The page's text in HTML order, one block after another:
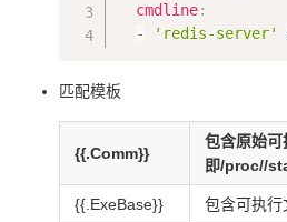
  cmdline
:
-
'redis-server'
匹配模板
{{.Comm}}
包含原始可
即/proc//
{{.ExeBase}} 包含可执行